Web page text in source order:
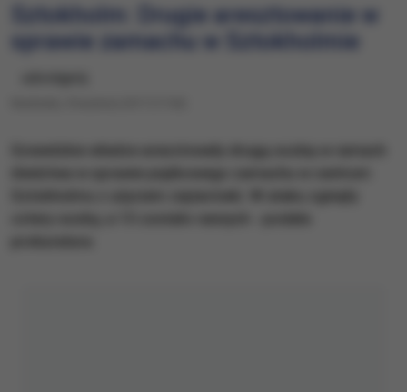
Sztokholm: Drugie aresztowanie w
sprawie zamachu w Sztokholmie